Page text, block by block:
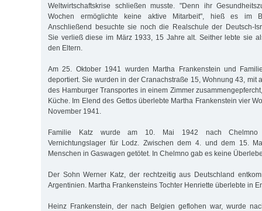
Weltwirtschaftskrise schließen musste. "Denn ihr
Wochen ermöglichte keine aktive Mitarbeit", hieß es im
Anschließend besuchte sie noch die Realschule der Deutsch-
Sie verließ diese im März 1933, 15 Jahre alt. Seither lebte sie
den Eltern.
Am 25. Oktober 1941 wurden Martha Frankenstein und
deportiert. Sie wurden in der Cranachstraße 15, Wohnung 43, mit
des Hamburger Transportes in einem Zimmer
Küche. Im Elend des Gettos überlebte Martha Frankenstein vier
November 1941.
Familie Katz wurde am 10. Mai 1942 nach Chelmno
Vernichtungslager für Lodz. Zwischen dem 4. und dem 15.
Menschen in Gaswagen getötet. In Chelmno gab es keine
Der Sohn Werner Katz, der rechtzeitig aus Deutschland
Argentinien. Martha Frankensteins Tochter Henriette überlebte in
Heinz Frankenstein, der nach Belgien geflohen war, wurde